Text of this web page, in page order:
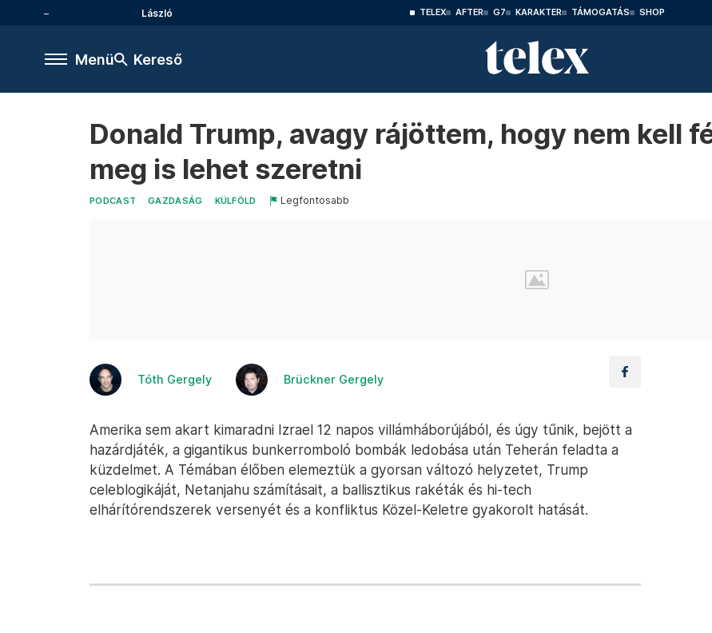
László TELEX AFTER G7 KARAKTER TÁMOGATÁS SHOP
Menü Kereső
Donald Trump, avagy rájöttem, hogy nem kell
meg is lehet szeretni
PODCAST GAZDASÁG KÜLFÖLD Legfontosabb
Tóth Gergely Brückner Gergely
Amerika sem akart kimaradni Izrael 12 napos villámháborújából, és úgy tűnik, bejött a
hazárdjáték, a gigantikus bunkerromboló bombák ledobása után Teherán feladta a
küzdelmet. A Témában élőben elemeztük a gyorsan változó helyzetet, Trump
celeblogikáját, Netanjahu számításait, a ballisztikus rakéták és hi-tech
elhárítórendszerek versenyét és a konfliktus Közel-Keletre gyakorolt hatását.